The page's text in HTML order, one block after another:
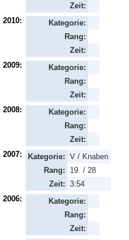
Zeit:
2010:
Kategorie:
Rang:
Zeit:
2009:
Kategorie:
Rang:
Zeit:
2008:
Kategorie:
Rang:
Zeit:
2007:
Kategorie: V / Knaben
Rang:
19. / 28
Zeit: 3:54
2006:
Kategorie:
Rang:
Zeit: